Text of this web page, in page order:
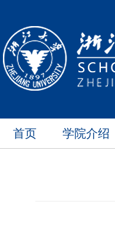
首页 学院介绍